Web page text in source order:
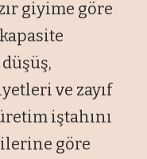
giyime göre
ve zayıf
iştahını
göre